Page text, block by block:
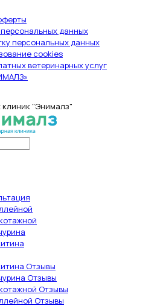
данных
персональных данных
cookies
ветеринарных услуг
"Энималз"
Отзывы
Отзывы
Отзывы
Отзывы